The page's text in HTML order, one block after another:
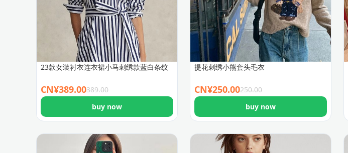
23款女装衬衣连衣裙小马刺绣款蓝白条纹
CN¥389.00389.00
buy now
提花刺绣小熊套头毛衣
CN¥250.00250.00
buy now